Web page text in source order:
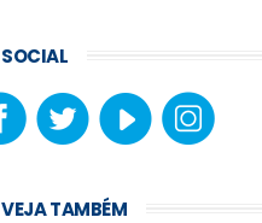
SOCIAL
VEJA TAMBÉM